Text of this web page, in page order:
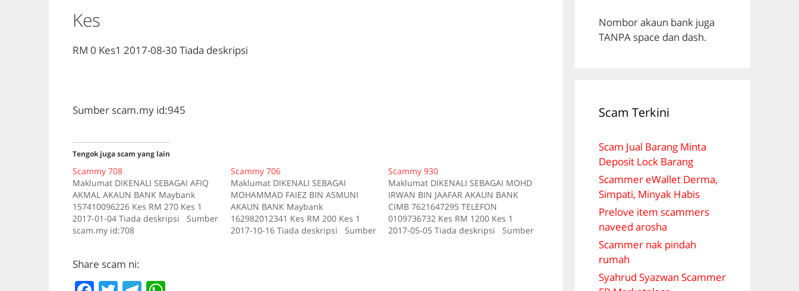
Kes
RM 0 Kes1 2017-08-30 Tiada deskripsi
Sumber scam.my id:945
Tengok juga scam yang lain
Scammy 708
Maklumat DIKENALI SEBAGAI AFIQ
AKMAL AKAUN BANK Maybank
157410096226 Kes RM 270 Kes 1
2017-01-04 Tiada deskripsi Sumber
scam.my id:708
Scammy 706
Maklumat DIKENALI SEBAGAI
MOHAMMAD FAIEZ BIN ASMUNI
AKAUN BANK Maybank
162982012341 Kes RM 200 Kes 1
2017-10-16 Tiada deskripsi Sumber
Scammy 930
Maklumat DIKENALI SEBAGAI MOHD
IRWAN BIN JAAFAR AKAUN BANK
CIMB 7621647295 TELEFON
0109736732 Kes RM 1200 Kes 1
2017-05-05 Tiada deskripsi Sumber
Share scam ni:
Nombor akaun bank juga
TANPA space dan dash.
Scam Terkini
Scam Jual Barang Minta
Deposit Lock Barang
Scammer eWallet Derma,
Simpati, Minyak Habis
Prelove item scammers
naveed arosha
Scammer nak pindah
rumah
Syahrud Syazwan Scammer